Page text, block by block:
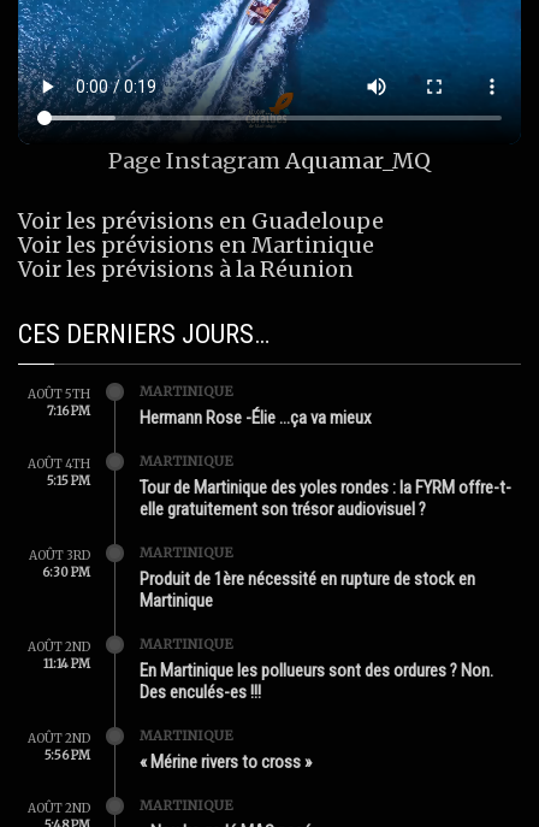
Page InstagramAquamar_MQ
Voir les prévisions en Guadeloupe
Voir les prévisions en Martinique
Voir les prévisions à la Réunion
CES DERNIERS JOURS…
AOÛT 5TH
7:16 PM
MARTINIQUE
Hermann Rose -Élie …ça va mieux
AOÛT 4TH
5:15 PM
MARTINIQUE
Tour de Martinique des yoles rondes : la FYRM offre-t-
elle gratuitement son trésor audiovisuel ?
AOÛT 3RD
6:30 PM
MARTINIQUE
Produit de 1ère nécessité en rupture de stock en
Martinique
AOÛT 2ND
11:14 PM
MARTINIQUE
En Martinique les pollueurs sont des ordures ? Non.
Des enculés-es !!!
AOÛT 2ND
5:56 PM
MARTINIQUE
« Mérine rivers to cross »
AOÛT 2ND
MARTINIQUE